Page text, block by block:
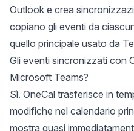
Outlook e crea
copiano gli eventi da
quello principale usato da
Gli eventi sincronizzati con
Microsoft Teams?
Sì. OneCal trasferisce in
modifiche nel calendario
mostra quasi